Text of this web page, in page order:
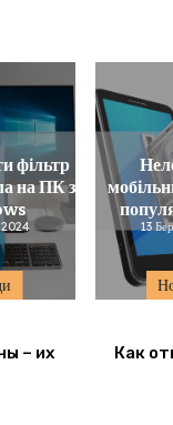
фільтр
на ПК з
2024 13
– их
Как